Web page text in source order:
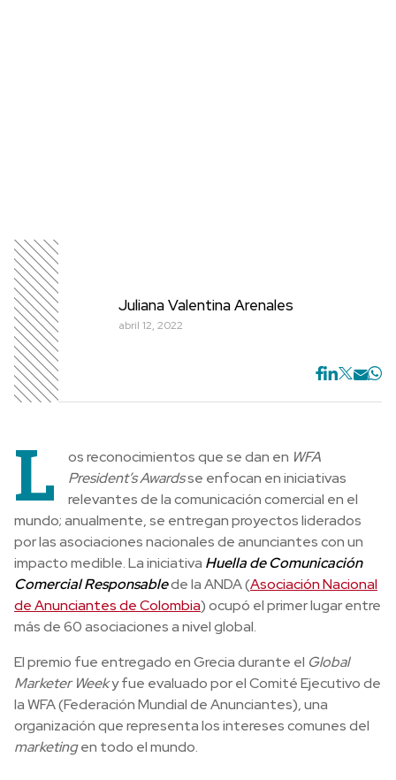
Juliana Valentina Arenales
abril 12, 2022
L os reconocimientos que se dan en WFA
President’s Awardsse enfocan en iniciativas
relevantes de la comunicación comercial en el
mundo; anualmente, se entregan proyectos liderados
por las asociaciones nacionales de anunciantes con un
impacto medible. La iniciativa Huella de Comunicación
Comercial Responsablede la ANDA (Asociación Nacional
de Anunciantes de Colombia) ocupó el primer lugar entre
más de 60 asociaciones a nivel global.
El premio fue entregado en Grecia durante el Global
Marketer Weeky fue evaluado por el Comité Ejecutivo de
la WFA (Federación Mundial de Anunciantes), una
organización que representa los intereses comunes del
marketingen todo el mundo.